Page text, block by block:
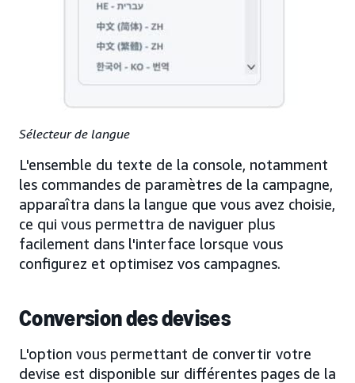
Sélecteur de langue
L'ensemble du texte de la console, notamment
les commandes de paramètres de la campagne,
apparaîtra dans la langue que vous avez choisie,
ce qui vous permettra de naviguer plus
facilement dans l'interface lorsque vous
configurez et optimisez vos campagnes.
Conversion des devises
L'option vous permettant de convertir votre
devise est disponible sur différentes pages de la